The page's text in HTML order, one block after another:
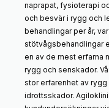
naprapat, fysioterapi
och besvär i rygg och
behandlingar per år,
stötvågsbehandlingar
en av de mest erfarna
rygg och senskador.
stor erfarenhet av
idrottsskador.